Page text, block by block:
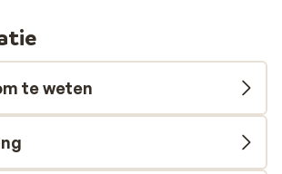
dichtbij gelegen, zodat je niet ver
de dagelijkse benodigdheden of
Je zult gastvrij worden
verblijf in deze luxe ingerichte
te weten